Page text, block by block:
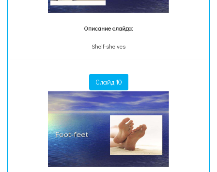
Описание слайда:
Shelf-shelves
Слайд 10